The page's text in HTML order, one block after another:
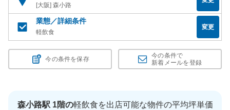
[大阪] 森小路
業態／詳細条件
軽飲食
変更
今の条件を保存
今の条件で
新着メールを登録
森小路駅 1階の軽飲食を出店可能な物件の平均坪単価